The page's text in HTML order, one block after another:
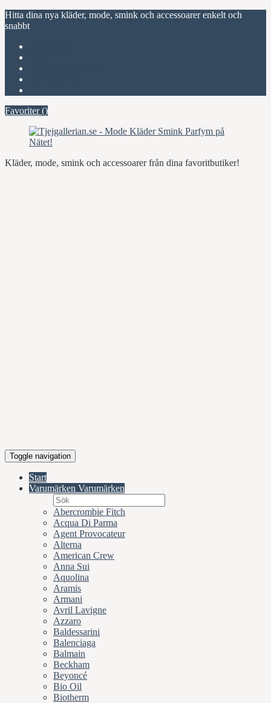
Hitta dina nya kläder, mode, smink och accessoarer enkelt och
snabbt
Favoriter ()
Kläder, mode, smink och accessoarer från dina favoritbutiker!
Toggle navigation
Start
Varumärken Varumärken
Abercrombie Fitch
Acqua Di Parma
Agent Provocateur
Alterna
American Crew
Anna Sui
Aquolina
Aramis
Armani
Avril Lavigne
Azzaro
Baldessarini
Balenciaga
Balmain
Beckham
Beyoncé
Bio Oil
Biotherm